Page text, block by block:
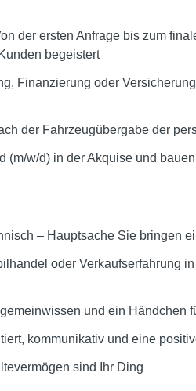
der ersten Anfrage bis zum
begeistert
Finanzierung oder
der Fahrzeugübergabe der
(m/w/d) in der Akquise und
– Hauptsache Sie bringen
oder Verkaufserfahrung
und ein Händchen
kommunikativ und eine
sind Ihr Ding